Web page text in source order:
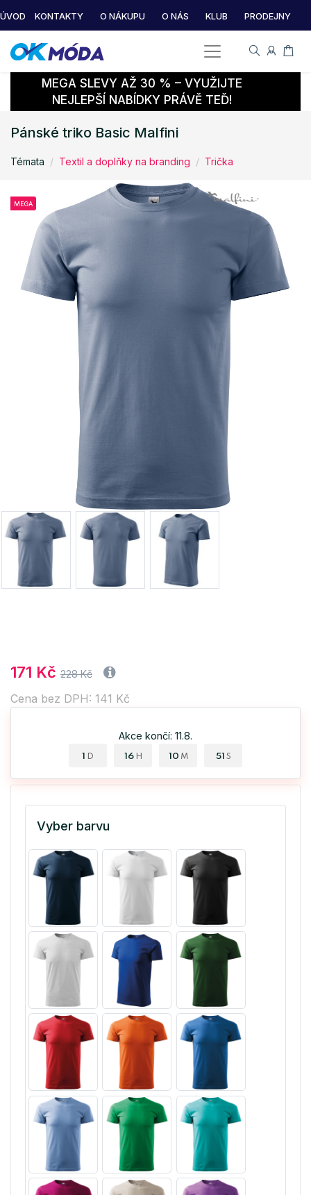
ÚVOD KONTAKTY O NÁKUPU O NÁS KLUB PRODEJNY
MEGA SLEVY AŽ 30 % – VYUŽIJTE
NEJLEPŠÍ NABÍDKY PRÁVĚ TEĎ!
Pánské triko Basic Malfini
Témata Textil a doplňky na branding Trička
MEGA
171 Kč 228 Kč
Cena bez DPH: 141 Kč
Akce končí: 11.8.
1 D 16 H 10 M 50 S
Vyber barvu